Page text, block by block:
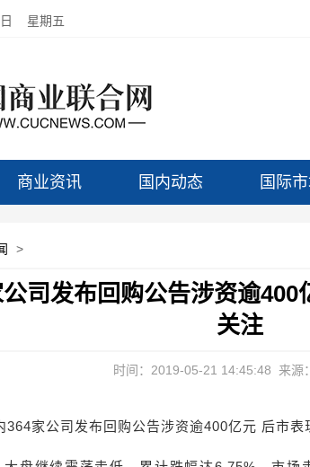
日 星期五
商业资讯 国内动态 国际
>
司发布回购公告涉资逾
关注
时间：2019-05-21 14:45:48 来源
364家公司发布回购公告涉资逾400亿元 后市表